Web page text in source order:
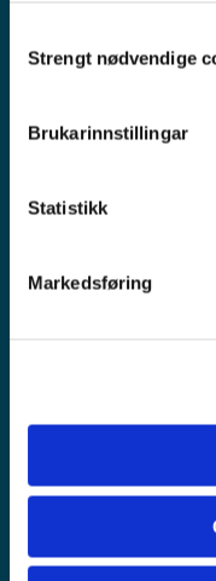
Selection
Strengt nødvendige
Brukarinnstillingar
Statistikk
Markedsføring